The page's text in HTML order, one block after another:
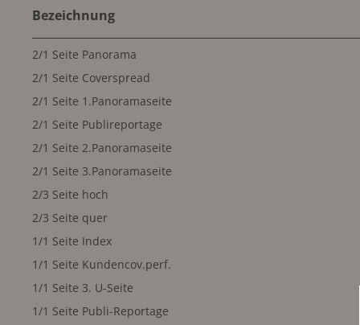
Bezeichnung
2/1 Seite Panorama
2/1 Seite Coverspread
2/1 Seite 1.Panoramaseite
2/1 Seite Publireportage
2/1 Seite 2.Panoramaseite
2/1 Seite 3.Panoramaseite
2/3 Seite hoch
2/3 Seite quer
1/1 Seite Index
1/1 Seite Kundencov.perf.
1/1 Seite 3. U-Seite
1/1 Seite Publi-Reportage